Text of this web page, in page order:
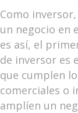
Como
un negocio en
es así, el
de inversor es
que cumplen
comerciales o
amplíen un